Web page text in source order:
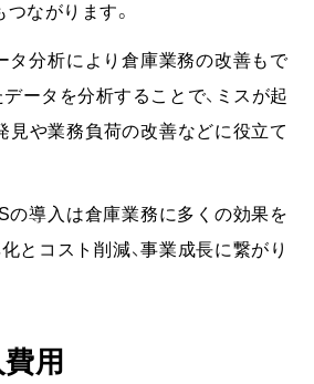
ながります。
タ分析により倉庫業務の改善もで
ータを分析することで、ミスが起
見や業務負荷の改善などに役立て
の導入は倉庫業務に多くの効果を
とコスト削減、事業成長に繋がり
用